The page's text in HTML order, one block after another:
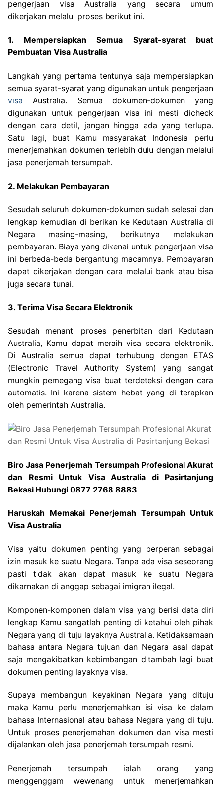
pengerjaan visa Australia yang secara umum
dikerjakan melalui proses berikut ini.
1. Mempersiapkan Semua Syarat-syarat buat
Pembuatan Visa Australia
Langkah yang pertama tentunya saja mempersiapkan
semua syarat-syarat yang digunakan untuk pengerjaan
visa Australia. Semua dokumen-dokumen yang
digunakan untuk pengerjaan visa ini mesti dicheck
dengan cara detil, jangan hingga ada yang terlupa.
Satu lagi, buat Kamu masyarakat Indonesia perlu
menerjemahkan dokumen terlebih dulu dengan melalui
jasa penerjemah tersumpah.
2. Melakukan Pembayaran
Sesudah seluruh dokumen-dokumen sudah selesai dan
lengkap kemudian di berikan ke Kedutaan Australia di
Negara masing-masing, berikutnya melakukan
pembayaran. Biaya yang dikenai untuk pengerjaan visa
ini berbeda-beda bergantung macamnya. Pembayaran
dapat dikerjakan dengan cara melalui bank atau bisa
juga secara tunai.
3. Terima Visa Secara Elektronik
Sesudah menanti proses penerbitan dari Kedutaan
Australia, Kamu dapat meraih visa secara elektronik.
Di Australia semua dapat terhubung dengan ETAS
(Electronic Travel Authority System) yang sangat
mungkin pemegang visa buat terdeteksi dengan cara
automatis. Ini karena sistem hebat yang di terapkan
oleh pemerintah Australia.
Biro Jasa Penerjemah Tersumpah Profesional Akurat
dan Resmi Untuk Visa Australia di Pasirtanjung
Bekasi Hubungi 0877 2768 8883
Haruskah Memakai Penerjemah Tersumpah Untuk
Visa Australia
Visa yaitu dokumen penting yang berperan sebagai
izin masuk ke suatu Negara. Tanpa ada visa seseorang
pasti tidak akan dapat masuk ke suatu Negara
dikarnakan di anggap sebagai imigran ilegal.
Komponen-komponen dalam visa yang berisi data diri
lengkap Kamu sangatlah penting di ketahui oleh pihak
Negara yang di tuju layaknya Australia. Ketidaksamaan
bahasa antara Negara tujuan dan Negara asal dapat
saja mengakibatkan kebimbangan ditambah lagi buat
dokumen penting layaknya visa.
Supaya membangun keyakinan Negara yang dituju
maka Kamu perlu menerjemahkan isi visa ke dalam
bahasa Internasional atau bahasa Negara yang di tuju.
Untuk proses penerjemahan dokumen dan visa mesti
dijalankan oleh jasa penerjemah tersumpah resmi.
Penerjemah tersumpah ialah orang yang
menggenggam wewenang untuk menerjemahkan